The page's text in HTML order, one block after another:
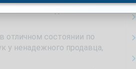
неполадок или
отличном состоянии по
у ненадежного продавца,